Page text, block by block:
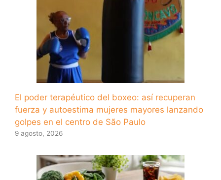
El poder terapéutico del boxeo: así recuperan
fuerza y ​​autoestima mujeres mayores lanzando
golpes en el centro de São Paulo
9 agosto, 2026